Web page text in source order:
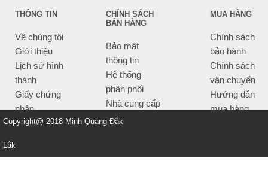
THÔNG TIN
Về chúng tôi
Giới thiệu
Lịch sử hình
thành
Giấy chứng
nhận
CHÍNH SÁCH
BÁN HÀNG
Bảo mật
thông tin
Hệ thống
phân phối
Nhà cung cấp
Tiêu chí bán
MUA HÀNG
Chính sách
bảo hành
Chính sách
vận chuyển
Hướng dẫn
mua hàng
Copyright@ 2018 Minh Quang Đắk
Lắk